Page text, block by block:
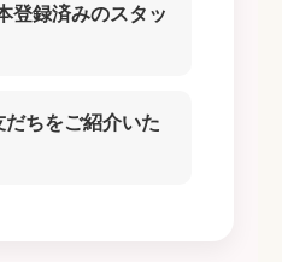
登録済みのスタッ
ちをご紹介いた